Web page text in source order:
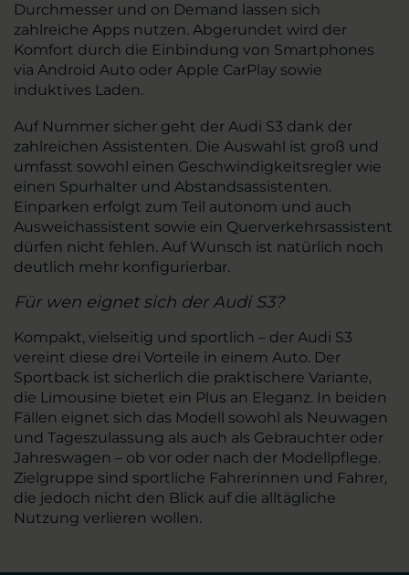
Durchmesser und on Demand lassen sich
zahlreiche Apps nutzen. Abgerundet wird der
Komfort durch die Einbindung von Smartphones
via Android Auto oder Apple CarPlay sowie
induktives Laden.
Auf Nummer sicher geht der Audi S3 dank der
zahlreichen Assistenten. Die Auswahl ist groß und
umfasst sowohl einen Geschwindigkeitsregler wie
einen Spurhalter und Abstandsassistenten.
Einparken erfolgt zum Teil autonom und auch
Ausweichassistent sowie ein Querverkehrsassistent
dürfen nicht fehlen. Auf Wunsch ist natürlich noch
deutlich mehr konfigurierbar.
Für wen eignet sich der Audi S3?
Kompakt, vielseitig und sportlich – der Audi S3
vereint diese drei Vorteile in einem Auto. Der
Sportback ist sicherlich die praktischere Variante,
die Limousine bietet ein Plus an Eleganz. In beiden
Fällen eignet sich das Modell sowohl als Neuwagen
und Tageszulassung als auch als Gebrauchter oder
Jahreswagen – ob vor oder nach der Modellpflege.
Zielgruppe sind sportliche Fahrerinnen und Fahrer,
die jedoch nicht den Blick auf die alltägliche
Nutzung verlieren wollen.